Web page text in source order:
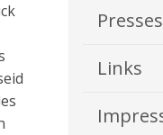
Links